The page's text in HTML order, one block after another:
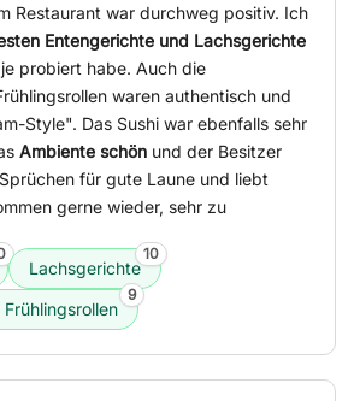
Restaurant war durchweg positiv. Ich
Entengerichte und Lachsgerichte
probiert habe. Auch die
waren authentisch und
Style". Das Sushi war ebenfalls sehr
Ambiente schön und der Besitzer
für gute Laune und liebt
gerne wieder, sehr zu
Lachsgerichte
10
9